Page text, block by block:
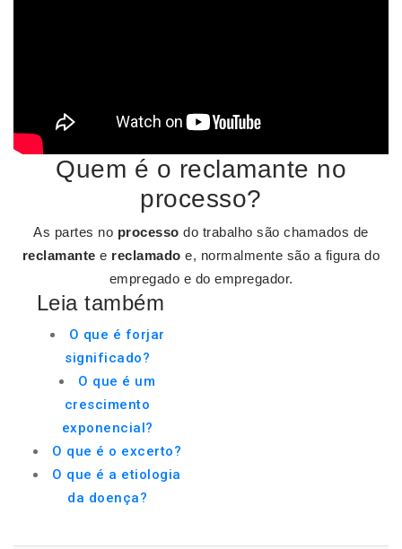
Quem é o reclamante no
processo?
As partes no processo do trabalho são chamados de
reclamante e reclamado e, normalmente são a figura do
empregado e do empregador.
Leia também
O que é forjar
significado?
O que é um
crescimento
exponencial?
O que é o excerto?
O que é a etiologia
da doença?